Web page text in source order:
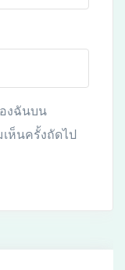
งฉันบน
ห็นครั้งถัดไป